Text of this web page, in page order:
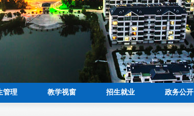
管理 教学视窗 招生就业 政务公开